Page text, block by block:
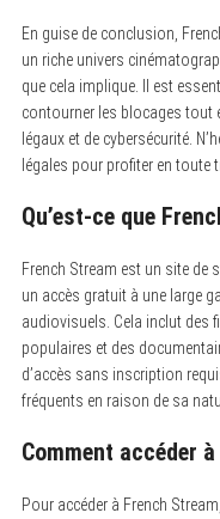
En guise de conclusion,
un riche univers
que cela implique. Il est
contourner les blocages tout
légaux et de cybersécurité.
légales pour profiter en toute
Qu’est-ce que
French Stream est un site
un accès gratuit à une large
audiovisuels. Cela inclut des
populaires et des
d’accès sans inscription
fréquents en raison de sa
Comment accéder
Pour accéder à French